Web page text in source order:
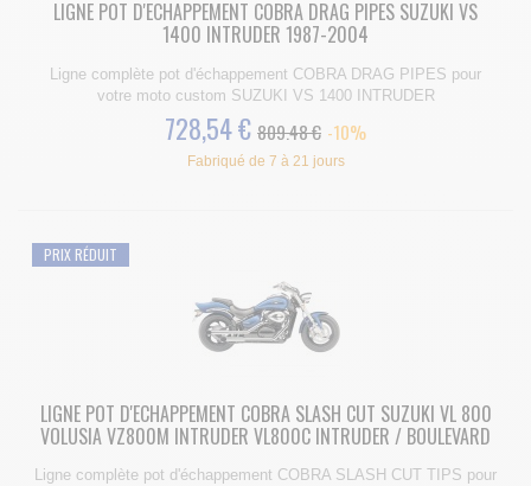
LIGNE POT D'ECHAPPEMENT COBRA DRAG PIPES SUZUKI VS
1400 INTRUDER 1987-2004
Ligne complète pot d'échappement COBRA DRAG PIPES pour
votre moto custom SUZUKI VS 1400 INTRUDER
728,54 € 809.48 € -10%
Fabriqué de 7 à 21 jours
PRIX RÉDUIT
LIGNE POT D'ECHAPPEMENT COBRA SLASH CUT SUZUKI VL 800
VOLUSIA VZ800M INTRUDER VL800C INTRUDER / BOULEVARD
Ligne complète pot d'échappement COBRA SLASH CUT TIPS pour